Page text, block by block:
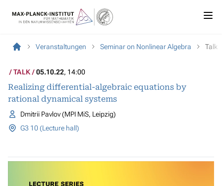
Veranstaltungen Seminar on Nonlinear Algebra Talk
TALK 05.10.22, 14:00
Realizing differential-algebraic equations by
rational dynamical systems
Dmitrii Pavlov (MPI MiS, Leipzig)
G3 10 (Lecture hall)